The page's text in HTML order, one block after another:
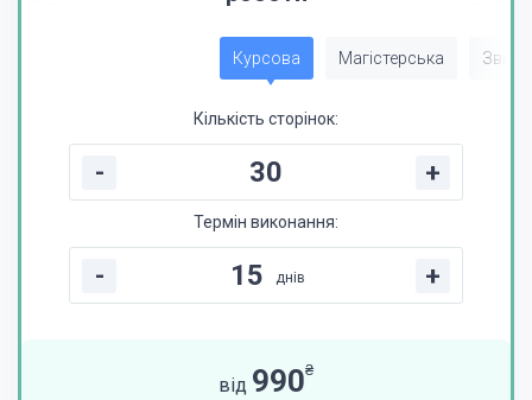
Курсова Магістерська Звіт
Кількість сторінок:
- +
Термін виконання:
- днів +
від 990₴